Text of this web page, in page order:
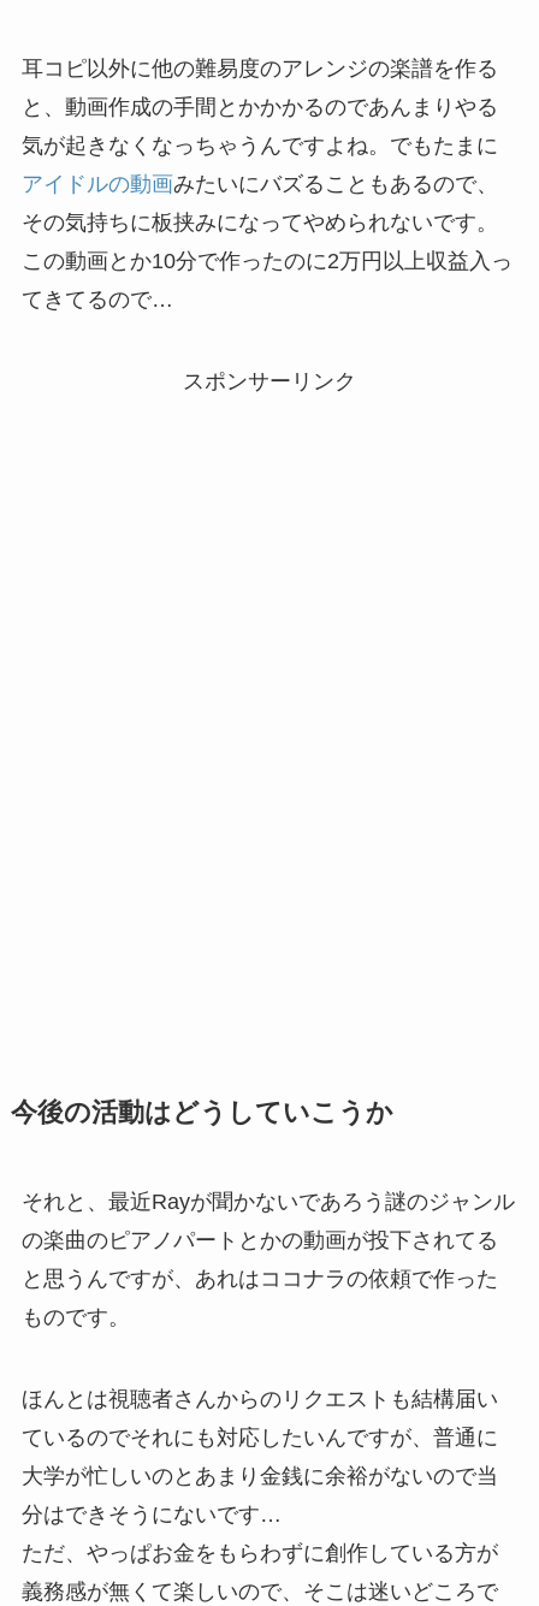
耳コピ以外に他の難易度のアレンジの楽譜を作る
と、動画作成の手間とかかかるのであんまりやる
気が起きなくなっちゃうんですよね。でもたまに
アイドルの動画みたいにバズることもあるので、
その気持ちに板挟みになってやめられないです。
この動画とか10分で作ったのに2万円以上収益入っ
てきてるので…
スポンサーリンク
今後の活動はどうしていこうか
それと、最近Rayが聞かないであろう謎のジャンル
の楽曲のピアノパートとかの動画が投下されてる
と思うんですが、あれはココナラの依頼で作った
ものです。
ほんとは視聴者さんからのリクエストも結構届い
ているのでそれにも対応したいんですが、普通に
大学が忙しいのとあまり金銭に余裕がないので当
分はできそうにないです…
ただ、やっぱお金をもらわずに創作している方が
義務感が無くて楽しいので、そこは迷いどころで